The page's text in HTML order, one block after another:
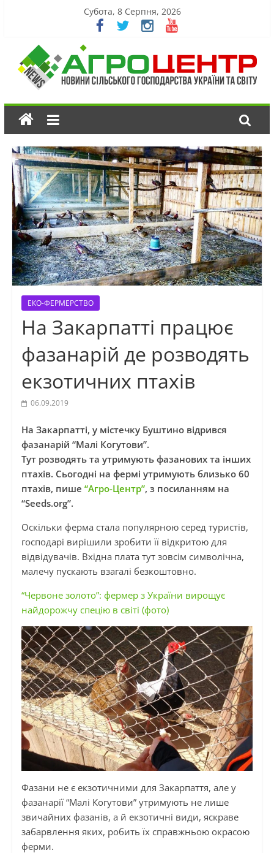
Субота, 8 Серпня, 2026
ЕКО-ФЕРМЕРСТВО
На Закарпатті працює
фазанарій де розводять
екзотичних птахів
06.09.2019
На Закарпатті, у містечку Буштино відрився
фазанарій “Малі Когутови”.
Тут розводять та утримують фазанових та інших
птахів. Сьогодні на фермі утримують близько 60
птахів, пише “Агро-Центр”, з посиланням на
“Seeds.org”.
Оскільки ферма стала популярною серед туристів,
господарі вирішили зробити її відкритою для
відвідувачів. Вхідна плата тут зовсім символічна,
малечу пускають взагалі безкоштовно.
“Червоне золото”: фермер з України вирощує
найдорожчу спецію в світі (фото)
Фазани не є екзотичними для Закарпаття, але у
фазанарії “Малі Когутови” утримують не лише
звичайних фазанів, а й екзотичні види, яскраве
забарвлення яких, робить їх справжньою окрасою
ферми.